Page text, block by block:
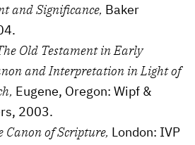
and Significance, Baker
Old Testament in Early
and Interpretation in Light of
Eugene, Oregon: Wipf &
2003.
Canon of Scripture, London: IVP